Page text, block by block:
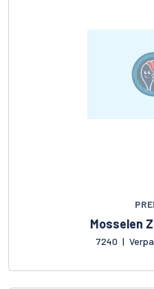
Mosselen
7240 |